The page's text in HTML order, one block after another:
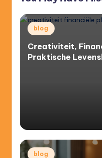
Posted
in
blog
Creativiteit,
Praktische
Posted
blog